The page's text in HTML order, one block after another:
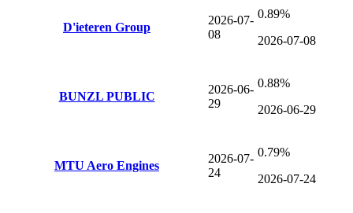
D'ieteren Group
2026-07-
08
0.89%
2026-07-08
BUNZL PUBLIC
2026-06-
29
0.88%
2026-06-29
MTU Aero Engines
2026-07-
24
0.79%
2026-07-24